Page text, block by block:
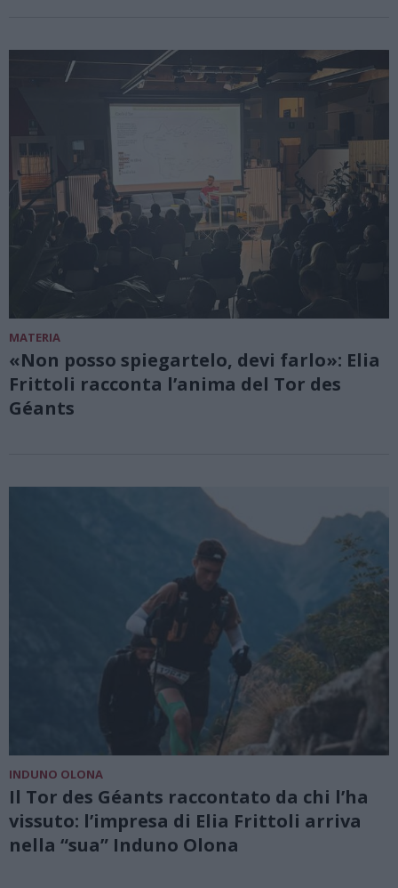
MATERIA
«Non posso spiegartelo, devi farlo»: Elia
Frittoli racconta l’anima del Tor des
Géants
INDUNO OLONA
Il Tor des Géants raccontato da chi l’ha
vissuto: l’impresa di Elia Frittoli arriva
nella “sua” Induno Olona